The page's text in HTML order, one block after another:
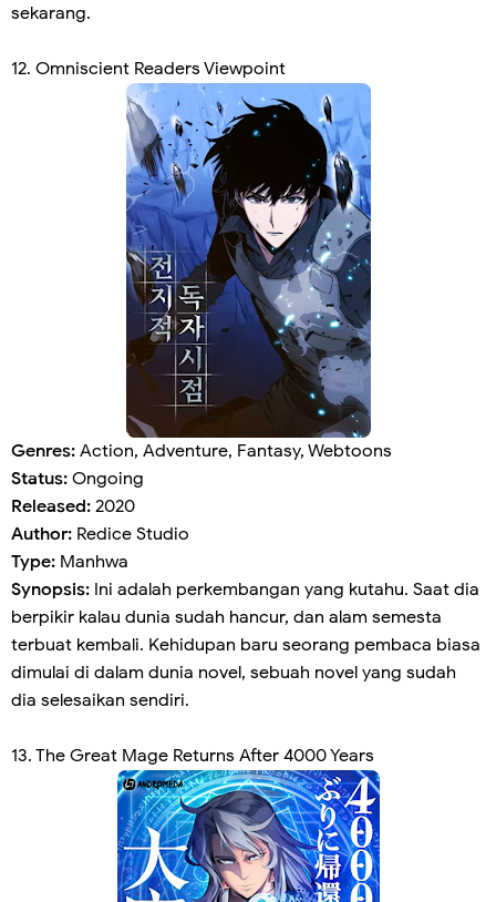
sekarang.
12. Omniscient Readers Viewpoint
Genres: Action, Adventure, Fantasy, Webtoons
Status: Ongoing
Released: 2020
Author: Redice Studio
Type: Manhwa
Synopsis: Ini adalah perkembangan yang kutahu. Saat dia
berpikir kalau dunia sudah hancur, dan alam semesta
terbuat kembali. Kehidupan baru seorang pembaca biasa
dimulai di dalam dunia novel, sebuah novel yang sudah
dia selesaikan sendiri.
13. The Great Mage Returns After 4000 Years